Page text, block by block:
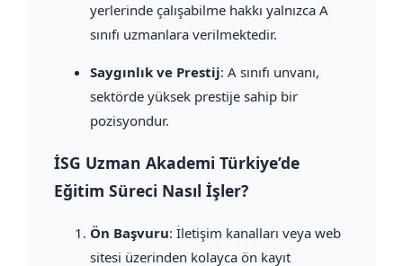
yerlerinde çalışabilme hakkı yalnızca A
sınıfı uzmanlara verilmektedir.
Saygınlık ve Prestij: A sınıfı unvanı,
sektörde yüksek prestije sahip bir
pozisyondur.
İSG Uzman Akademi Türkiye’de
Eğitim Süreci Nasıl İşler?
Ön Başvuru: İletişim kanalları veya web
sitesi üzerinden kolayca ön kayıt